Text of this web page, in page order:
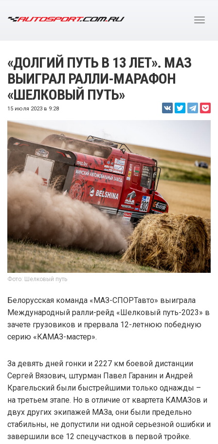
«ДОЛГИЙ ПУТЬ В 13 ЛЕТ». МАЗ
ВЫИГРАЛ РАЛЛИ-МАРАФОН
«ШЕЛКОВЫЙ ПУТЬ»
15 июля 2023 в 9:28
Фото: Шелковый путь
Белорусская команда «МАЗ-СПОРТавто» выиграла
Международный ралли-рейд «Шелковый путь-2023» в
зачете грузовиков и прервала 12-летнюю победную
серию «КАМАЗ-мастер».
За девять дней гонки и 2227 км боевой дистанции
Сергей Вязович, штурман Павел Гаранин и Андрей
Крагельский были быстрейшими только однажды –
на третьем этапе. Но в отличие от квартета КАМАЗов и
двух других экипажей МАЗа, они были предельно
стабильны, не допустили ни одной серьезной ошибки и
завершили все 12 спецучастков в первой тройке.